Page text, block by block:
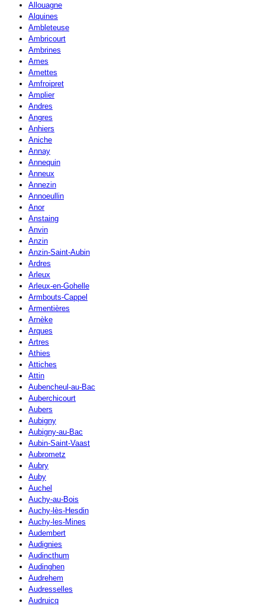
Allouagne
Alquines
Ambleteuse
Ambricourt
Ambrines
Ames
Amettes
Amfroipret
Amplier
Andres
Angres
Anhiers
Aniche
Annay
Annequin
Anneux
Annezin
Annoeullin
Anor
Anstaing
Anvin
Anzin
Anzin-Saint-Aubin
Ardres
Arleux
Arleux-en-Gohelle
Armbouts-Cappel
Armentières
Arnèke
Arques
Artres
Athies
Attiches
Attin
Aubencheul-au-Bac
Auberchicourt
Aubers
Aubigny
Aubigny-au-Bac
Aubin-Saint-Vaast
Aubrometz
Aubry
Auby
Auchel
Auchy-au-Bois
Auchy-lès-Hesdin
Auchy-les-Mines
Audembert
Audignies
Audincthum
Audinghen
Audrehem
Audresselles
Audruicq